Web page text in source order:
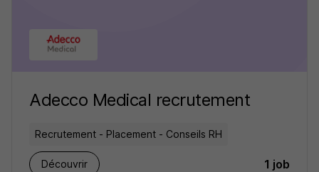
Adecco Medical recrutement
Recrutement - Placement - Conseils RH
Découvrir 1 job